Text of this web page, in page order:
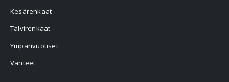
Kesärenkaat
Talvirenkaat
Ympärivuotiset
Vanteet